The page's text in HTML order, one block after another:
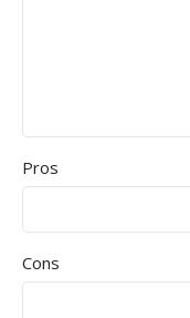
Pros
Cons